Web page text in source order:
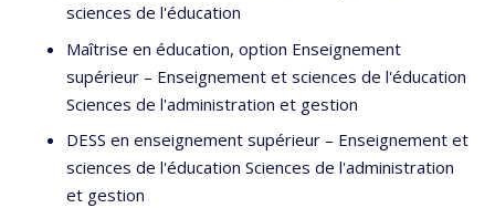
sciences de l'éducation
Maîtrise en éducation, option Enseignement
supérieur – Enseignement et sciences de l'éducation
Sciences de l'administration et gestion
DESS en enseignement supérieur – Enseignement et
sciences de l'éducation Sciences de l'administration
et gestion